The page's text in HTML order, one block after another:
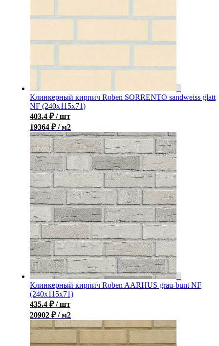
Клинкерный кирпич Roben SORRENTO sandweiss glatt
NF (240x115x71)
403.4 ₽ / шт
19364 ₽ / м2
Клинкерный кирпич Roben AARHUS grau-bunt NF
(240х115х71)
435.4 ₽ / шт
20902 ₽ / м2